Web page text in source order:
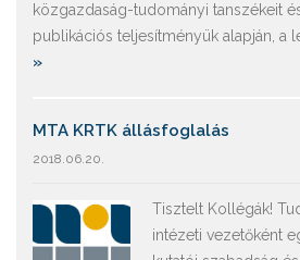
közgazdaság-tudományi tanszékeit
publikációs teljesítményük alapján, a
»
MTA KRTK állásfoglalás
2018.06.20.
Tisztelt Kollégák!
intézeti vezetőként